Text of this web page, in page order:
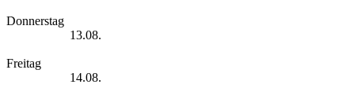
Donnerstag
13.08.
Freitag
14.08.